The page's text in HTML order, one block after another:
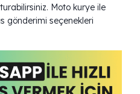
Moto kurye ile
gönderimi seçenekleri